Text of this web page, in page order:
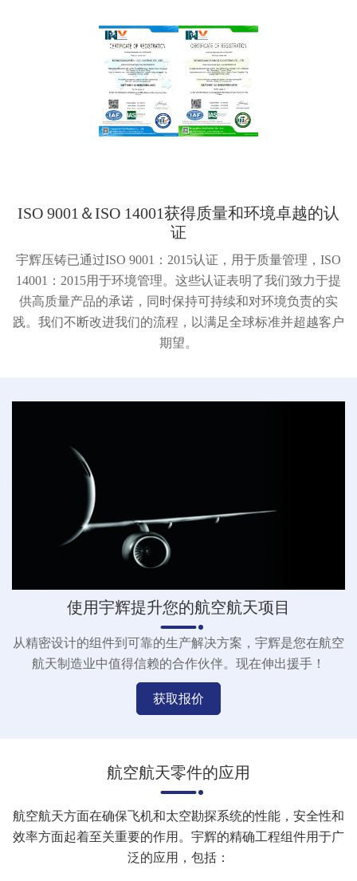
ISO 9001＆ISO 14001获得质量和环境卓越的认
证
宇辉压铸已通过ISO 9001：2015认证，用于质量管理，ISO
14001：2015用于环境管理。这些认证表明了我们致力于提
供高质量产品的承诺，同时保持可持续和对环境负责的实
践。我们不断改进我们的流程，以满足全球标准并超越客户
期望。
使用宇辉提升您的航空航天项目
从精密设计的组件到可靠的生产解决方案，宇辉是您在航空
航天制造业中值得信赖的合作伙伴。现在伸出援手！
获取报价
航空航天零件的应用
航空航天方面在确保飞机和太空勘探系统的性能，安全性和
效率方面起着至关重要的作用。宇辉的精确工程组件用于广
泛的应用，包括：